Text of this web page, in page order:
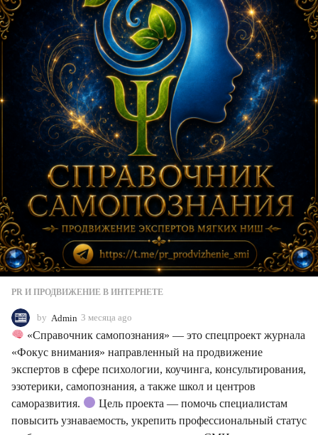
PR И ПРОДВИЖЕНИЕ В ИНТЕРНЕТЕ
by Admin 3 месяца ago
м
с
я
ц
a
g
«Справочник самопознания» — это спецпроект журнала
«Фокус внимания» направленный на продвижение
экспертов в сфере психологии, коучинга, консультирования,
эзотерики, самопознания, а также школ и центров
саморазвития.
Цель проекта — помочь специалистам
повысить узнаваемость, укрепить профессиональный статус